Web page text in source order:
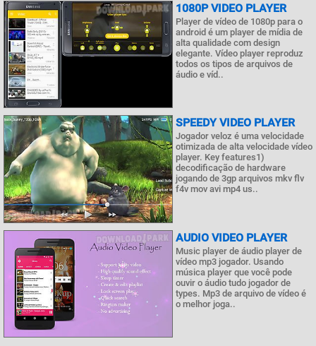
1080P VIDEO PLAYER
Player de vídeo de 1080p para o
android é um player de mídia de
alta qualidade com design
elegante. Vídeo player reproduz
todos os tipos de arquivos de
áudio e víd..
SPEEDY VIDEO PLAYER
Jogador veloz é uma velocidade
otimizada de alta velocidade vídeo
player. Key features1)
decodificação de hardware
jogando de 3gp arquivos mkv flv
f4v mov avi mp4 us..
AUDIO VIDEO PLAYER
Music player de áudio player de
vídeo mp3 jogador. Usando
música player que você pode
ouvir o áudio tudo jogador de
types. Mp3 de arquivo de vídeo é
o melhor joga..